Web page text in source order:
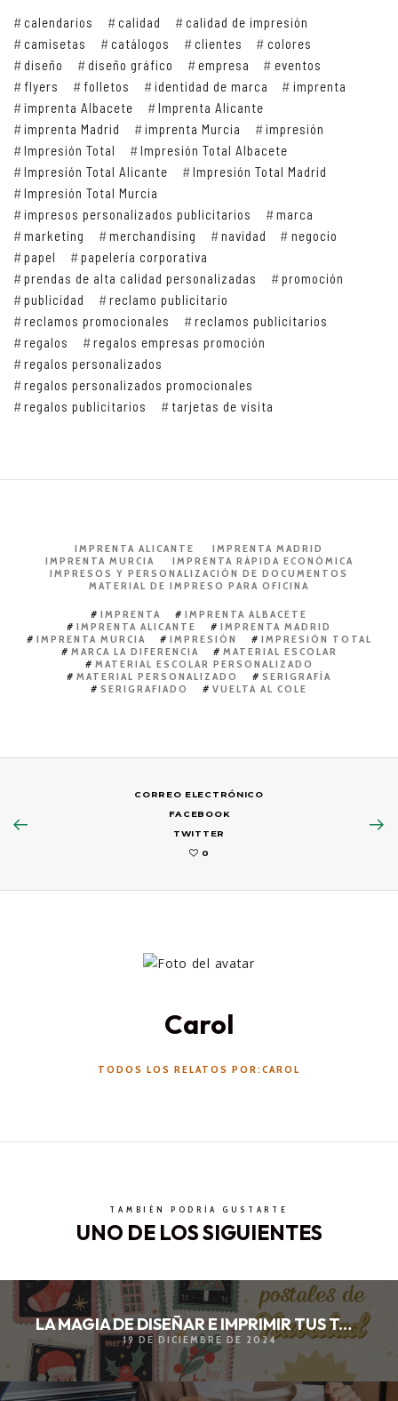
calendarios calidad
calidad de impresión
camisetas
catálogos clientes
colores
diseño
diseño gráfico empresa
eventos
flyers
folletos identidad de marca
imprenta
imprenta Albacete
Imprenta Alicante
imprenta Madrid
imprenta Murcia
impresión
Impresión Total
Impresión Total Albacete
Impresión Total Alicante
Impresión Total Madrid
Impresión Total Murcia
impresos personalizados publicitarios
marca
marketing
merchandising navidad
negocio
papel
papelería corporativa
prendas de alta calidad personalizadas
promoción
publicidad
reclamo publicitario
reclamos promocionales
reclamos publicitarios
regalos
regalos empresas promoción
regalos personalizados
regalos personalizados promocionales
regalos publicitarios
tarjetas de visita
IMPRENTA ALICANTE
IMPRENTA MADRID
IMPRENTA MURCIA
IMPRENTA RÁPIDA ECONÓMICA
IMPRESOS Y PERSONALIZACIÓN DE DOCUMENTOS
MATERIAL DE IMPRESO PARA OFICINA
IMPRENTA
IMPRENTA ALBACETE
IMPRENTA ALICANTE
IMPRENTA MADRID
IMPRENTA MURCIA
IMPRESIÓN
IMPRESIÓN TOTAL
MARCA LA DIFERENCIA
MATERIAL ESCOLAR
MATERIAL ESCOLAR PERSONALIZADO
MATERIAL PERSONALIZADO
SERIGRAFÍA
SERIGRAFIADO
VUELTA AL COLE
CORREO ELECTRÓNICO
FACEBOOK
TWITTER
0
Carol
TODOS LOS RELATOS POR:CAROL
TAMBIÉN PODRÍA GUSTARTE
UNO DE LOS SIGUIENTES
LA MAGIA DE DISEÑAR E IMPRIMIR TUS TARJETAS POSTALES NAVIDEÑAS
19 DE DICIEMBRE DE 2024